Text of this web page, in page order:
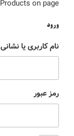
on page
ورود
نام کاربری یا
رمز عبور